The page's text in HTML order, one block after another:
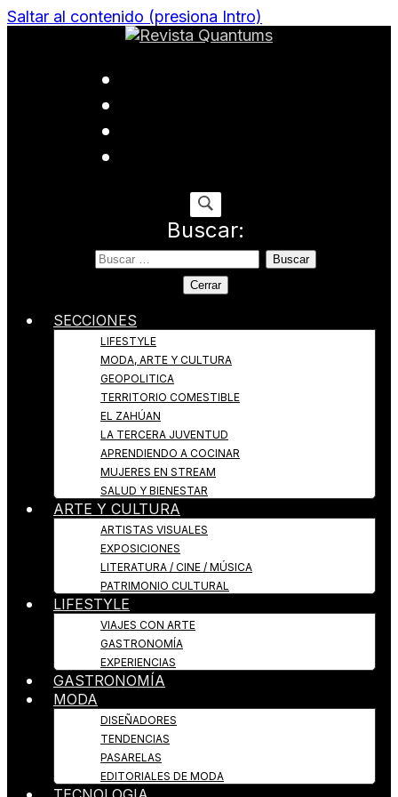
Saltar al contenido (presiona Intro)
Revista Quantums
Buscar:
Cerrar
SECCIONES
LIFESTYLE
MODA, ARTE Y CULTURA
GEOPOLITICA
TERRITORIO COMESTIBLE
EL ZAHÚAN
LA TERCERA JUVENTUD
APRENDIENDO A COCINAR
MUJERES EN STREAM
SALUD Y BIENESTAR
ARTE Y CULTURA
ARTISTAS VISUALES
EXPOSICIONES
LITERATURA / CINE / MÚSICA
PATRIMONIO CULTURAL
LIFESTYLE
VIAJES CON ARTE
GASTRONOMÍA
EXPERIENCIAS
GASTRONOMÍA
MODA
DISEÑADORES
TENDENCIAS
PASARELAS
EDITORIALES DE MODA